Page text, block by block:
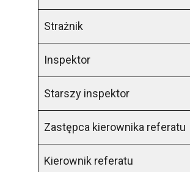
Strażnik
Inspektor
Starszy inspektor
Zastępca kierownika referatu
Kierownik referatu